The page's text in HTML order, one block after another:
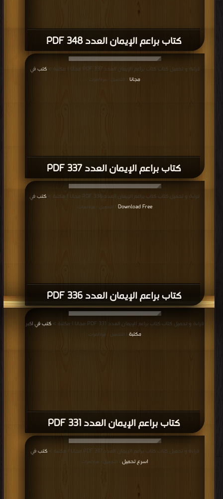
كتاب براعم الإيمان العدد 348 PDF
كتاب براعم الإيمان العدد 337 PDF
قراءة و تحميل كتاب كتاب براعم الإيمان العدد 337 PDF مجانا | مكتبة >
كتب في
مجانا | التحميل : مرة/مرات
كتاب براعم الإيمان العدد 336 PDF
قراءة و تحميل كتاب كتاب براعم الإيمان العدد 336 PDF مجانا | مكتبة >
كتب في
Download Free | التحميل : مرة/مرات
كتاب براعم الإيمان العدد 331 PDF
قراءة و تحميل كتاب كتاب براعم الإيمان العدد 331 PDF مجانا | مكتبة >
كتب في اكبر
مكتبة
| التحميل : مرة/مرات
قراءة و تحميل كتاب كتاب براعم الإيمان العدد 317 PDF مجانا | مكتبة >
كتب في
اسرع تحميل
| التحميل : مرة/مرات